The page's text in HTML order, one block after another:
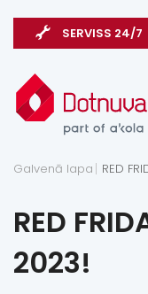
SERVISS 24/7
Galvenā lapa RED
RED
2023!